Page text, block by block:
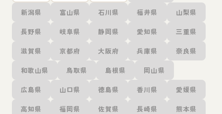
新潟県 富山県 石川県 福井県 山梨県
長野県 岐阜県 静岡県 愛知県 三重県
滋賀県 京都府 大阪府 兵庫県 奈良県
和歌山県 鳥取県 島根県 岡山県
広島県 山口県 徳島県 香川県 愛媛県
高知県 福岡県 佐賀県 長崎県 熊本県